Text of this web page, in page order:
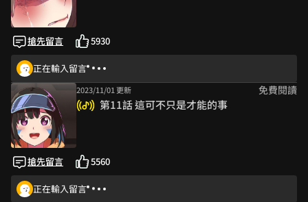
搶先留言 5930
正在輸入留言
2023/11/01 更新 免費閱讀
第11話 這可不只是才能的事
搶先留言 5560
正在輸入留言